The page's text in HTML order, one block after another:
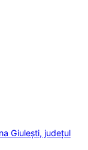
Giulești, județul